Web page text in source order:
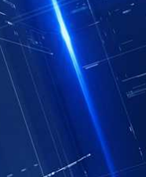
Báo chí nói về chúng tôi